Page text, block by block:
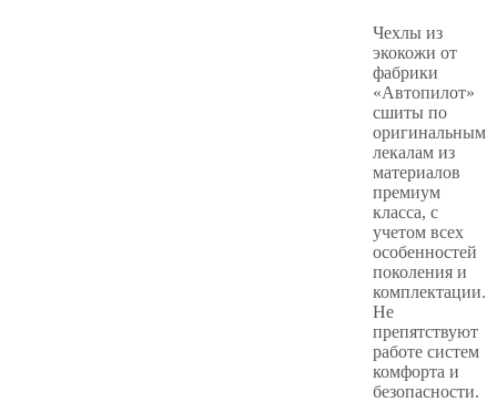
Чехлы из
экокожи от
фабрики
«Автопилот»
сшиты по
оригинальным
лекалам из
материалов
премиум
класса, с
учетом всех
особенностей
поколения и
комплектации.
Не
препятствуют
работе систем
комфорта и
безопасности.